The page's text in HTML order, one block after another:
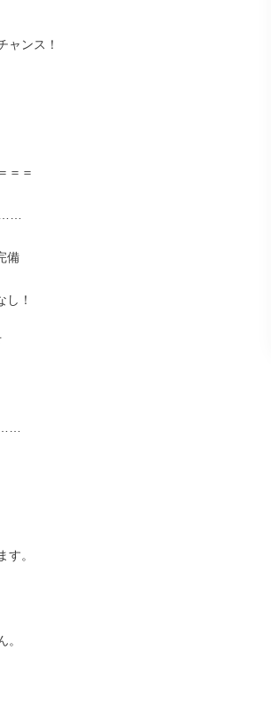
ャンス！
＝＝
備
し！
す。
。